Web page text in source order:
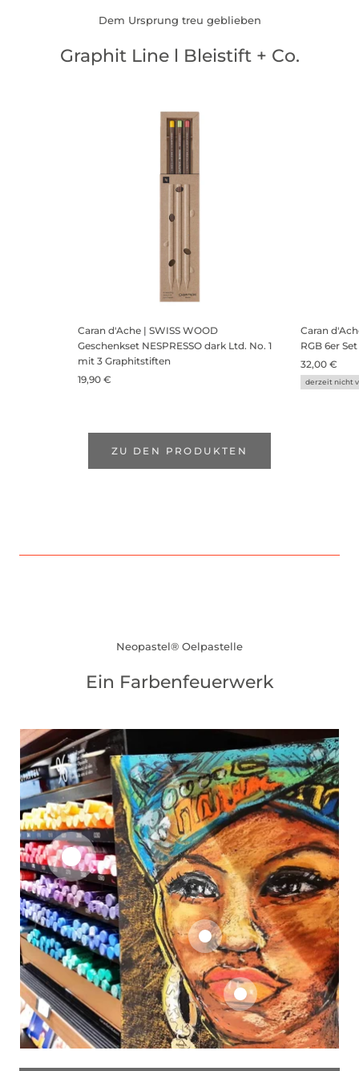
Dem Ursprung treu geblieben
Graphit Line l Bleistift + Co.
Caran d'Ache | SWISS WOOD
Geschenkset NESPRESSO dark Ltd. No. 1
mit 3 Graphitstiften
19,90 €
Caran
RGB 6er Set
32,00 €
derzeit nicht
ZU DEN PRODUKTEN
Neopastel® Oelpastelle
Ein Farbenfeuerwerk